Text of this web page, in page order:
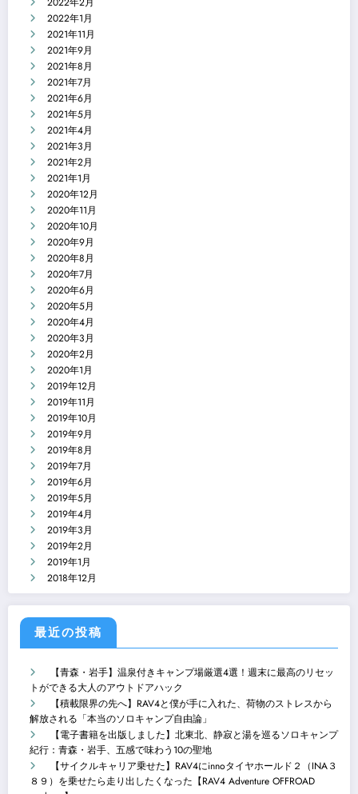
2022年1月
2021年11月
2021年9月
2021年8月
2021年7月
2021年6月
2021年5月
2021年4月
2021年3月
2021年2月
2021年1月
2020年12月
2020年11月
2020年10月
2020年9月
2020年8月
2020年7月
2020年6月
2020年5月
2020年4月
2020年3月
2020年2月
2020年1月
2019年12月
2019年11月
2019年10月
2019年9月
2019年8月
2019年7月
2019年6月
2019年5月
2019年4月
2019年3月
2019年2月
2019年1月
2018年12月
最近の投稿
【青森・岩手】温泉付きキャンプ場厳選4選！週末に最高のリセッ
トができる大人のアウトドアハック
【積載限界の先へ】RAV4と僕が手に入れた、荷物のストレスから
解放される「本当のソロキャンプ自由論」
【電子書籍を出版しました】北東北、静寂と湯を巡るソロキャンプ
紀行：青森・岩手、五感で味わう10の聖地
【サイクルキャリア乗せた】RAV4にinnoタイヤホールド２（INA３
８９）を乗せたら走り出したくなった【RAV4 Adventure OFFROAD